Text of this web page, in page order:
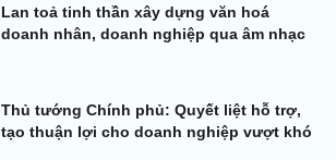
Lan toả tinh thần xây dựng văn hoá
doanh nhân, doanh nghiệp qua âm nhạc
Thủ tướng Chính phủ: Quyết liệt hỗ trợ,
tạo thuận lợi cho doanh nghiệp vượt khó